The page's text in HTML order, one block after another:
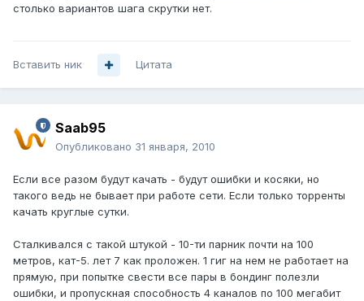
столько вариантов шага скрутки нет.
Вставить ник Цитата
Saab95
Опубликовано 31 января, 2010
Если все разом будут качать - будут ошибки и косяки, но
такого ведь не бывает при работе сети. Если только торренты
качать круглые сутки.
Сталкивался с такой штукой - 10-ти парник почти на 100
метров, кат-5. лет 7 как проложен. 1 гиг на нем не работает на
прямую, при попытке свести все пары в бондинг полезли
ошибки, и пропускная способность 4 каналов по 100 мегабит